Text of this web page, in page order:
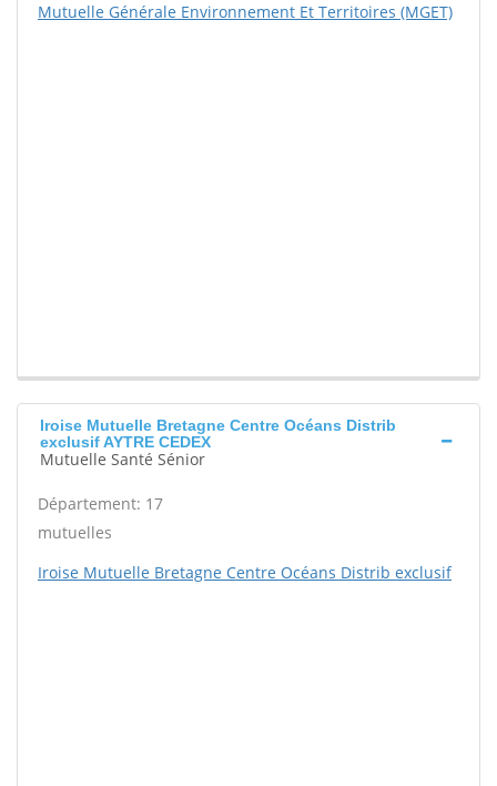
Mutuelle Générale Environnement Et Territoires (MGET)
Iroise Mutuelle Bretagne Centre Océans Distrib
exclusif AYTRE CEDEX
Mutuelle Santé Sénior
Département: 17
mutuelles
Iroise Mutuelle Bretagne Centre Océans Distrib exclusif